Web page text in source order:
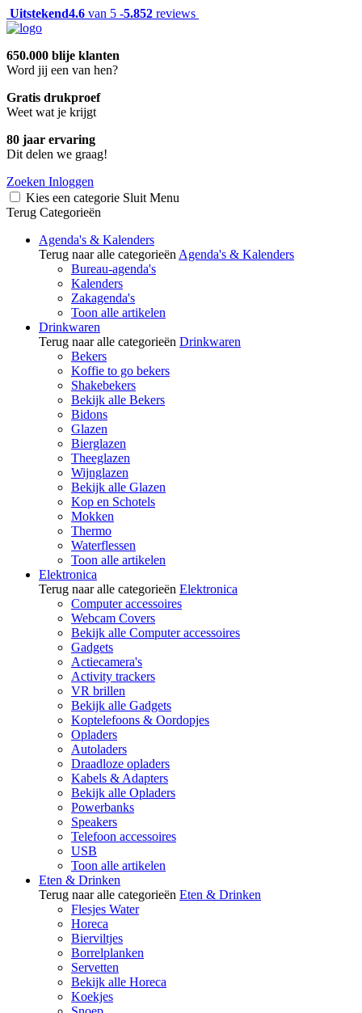
Uitstekend4.6 van 5 -5.852 reviews
650.000 blije klanten
Word jij een van hen?
Gratis drukproef
Weet wat je krijgt
80 jaar ervaring
Dit delen we graag!
Zoeken Inloggen
Kies een categorie Sluit Menu
Terug Categorieën
Agenda's & Kalenders
Terug naar alle categorieën Agenda's & Kalenders
Bureau-agenda's
Kalenders
Zakagenda's
Toon alle artikelen
Drinkwaren
Terug naar alle categorieën Drinkwaren
Bekers
Koffie to go bekers
Shakebekers
Bekijk alle Bekers
Bidons
Glazen
Bierglazen
Theeglazen
Wijnglazen
Bekijk alle Glazen
Kop en Schotels
Mokken
Thermo
Waterflessen
Toon alle artikelen
Elektronica
Terug naar alle categorieën Elektronica
Computer accessoires
Webcam Covers
Bekijk alle Computer accessoires
Gadgets
Actiecamera's
Activity trackers
VR brillen
Bekijk alle Gadgets
Koptelefoons & Oordopjes
Opladers
Autoladers
Draadloze opladers
Kabels & Adapters
Bekijk alle Opladers
Powerbanks
Speakers
Telefoon accessoires
USB
Toon alle artikelen
Eten & Drinken
Terug naar alle categorieën Eten & Drinken
Flesjes Water
Horeca
Bierviltjes
Borrelplanken
Servetten
Bekijk alle Horeca
Koekjes